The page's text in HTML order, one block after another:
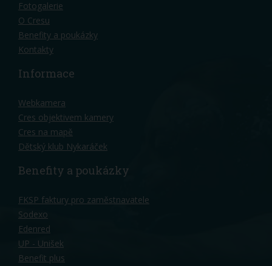
Fotogalerie
O Cresu
Benefity a poukázky
Kontakty
Informace
Webkamera
Cres objektivem kamery
Cres na mapě
Dětský klub Nykaráček
Benefity a poukázky
FKSP faktury pro zaměstnavatele
Sodexo
Edenred
UP - Unišek
Benefit plus